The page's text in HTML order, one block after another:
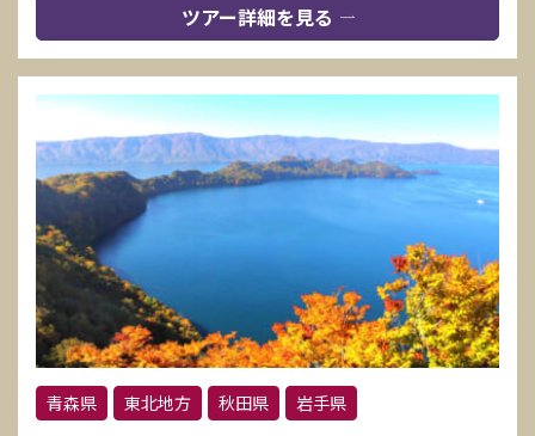
ツアー詳細を見る
青森県 東北地方 秋田県 岩手県